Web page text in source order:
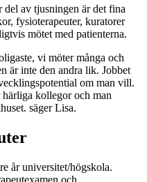
av tjusningen är det fina
fysioterapeuter, kuratorer
mötet med patienterna.
vi möter många och
är inte den andra lik. Jobbet
om man vill.
härliga kollegor och man
säger Lisa.
år universitet/högskola.
och